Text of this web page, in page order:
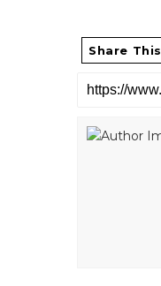
Share This